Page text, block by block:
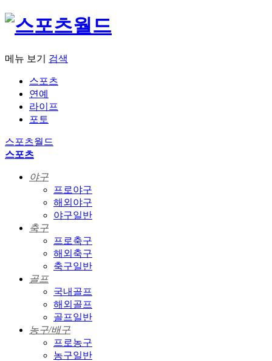
메뉴 보기 검색
스포츠
연예
라이프
포토
스포츠월드
스포츠
야구
프로야구
해외야구
야구일반
축구
프로축구
해외축구
축구일반
골프
국내골프
해외골프
골프일반
농구/배구
프로농구
농구일반